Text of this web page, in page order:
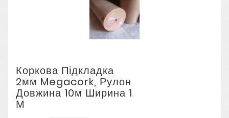
Коркова Підкладка
2мм Megacork, Рулон
Довжина 10м Ширина 1
М